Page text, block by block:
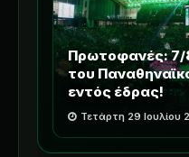
Πρωτοφανές: 7/
του
εντός έδρας!
Τετάρτη 29 Ιουλίου